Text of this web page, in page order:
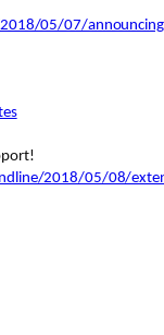
05/07/
2018/05/08/